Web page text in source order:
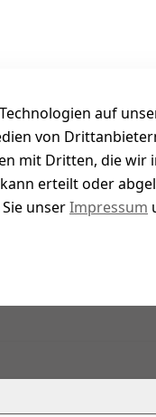
für diesen Artikel
auf
von
mit Dritten, die
erteilt oder
unserImpressum